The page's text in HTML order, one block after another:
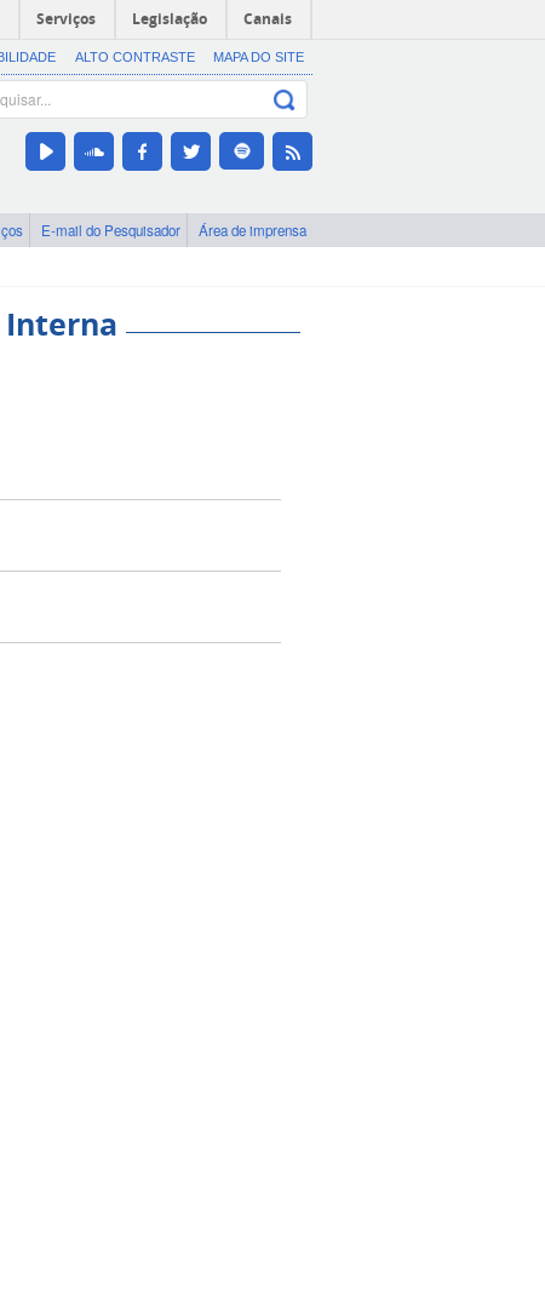
Serviços Legislação Canais
ALTO CONTRASTE MAPA DO SITE
E-mail do Pesquisador Área de imprensa